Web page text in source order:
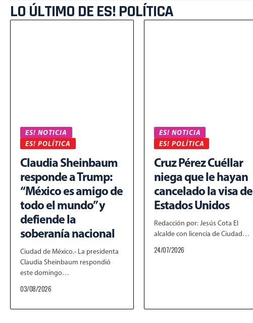
LO ÚLTIMO DE ES! POLÍTICA
ES! NOTICIA
ES! POLÍTICA
Claudia Sheinbaum
responde a Trump:
“México es amigo de
todo el mundo” y
defiende la
soberanía nacional
Ciudad de México.- La presidenta
Claudia Sheinbaum respondió
este domingo…
03/08/2026
ES! NOTICIA
ES! POLÍTICA
Cruz Pérez Cuéllar
niega que le hayan
cancelado la visa de
Estados Unidos
Redacción por: Jesús Cota El
alcalde con licencia de Ciudad…
24/07/2026